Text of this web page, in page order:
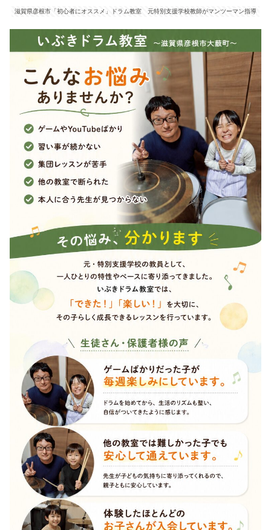
滋賀県彦根市「初心者にオススメ」ドラム教室 元特別支援学校教師がマンツーマン指導